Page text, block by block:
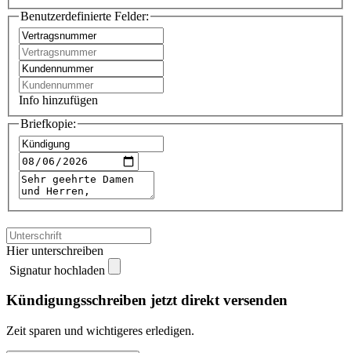
Benutzerdefinierte Felder:
Info hinzufügen
Briefkopie:
Hier unterschreiben
Signatur hochladen
Kündigungsschreiben jetzt direkt versenden
Zeit sparen und wichtigeres erledigen.